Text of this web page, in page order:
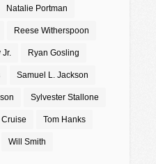
Natalie Portman
Reese Witherspoon
Jr. Ryan Gosling
Samuel L. Jackson
Sylvester Stallone
Cruise Tom Hanks
Will Smith